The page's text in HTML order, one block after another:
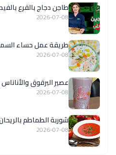
طاجن دجاج بالقرع
2026-07-08
طريقة عمل حساء
2026-07-08
عصير البرقوق والأناناس
2026-07-08
شوربة الطماطم
2026-07-08